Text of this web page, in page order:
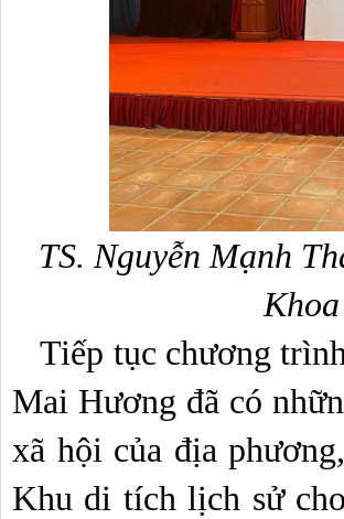
TS. Nguyễn Mạnh
   Tiếp tục chương trình trao đổi và nghiên cứu,Bà Phạm Thị
Mai Hương đã có
xã hội của địa
Khu di tích lịch sử